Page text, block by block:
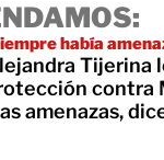
había
Tijerina
contra
amenazas,